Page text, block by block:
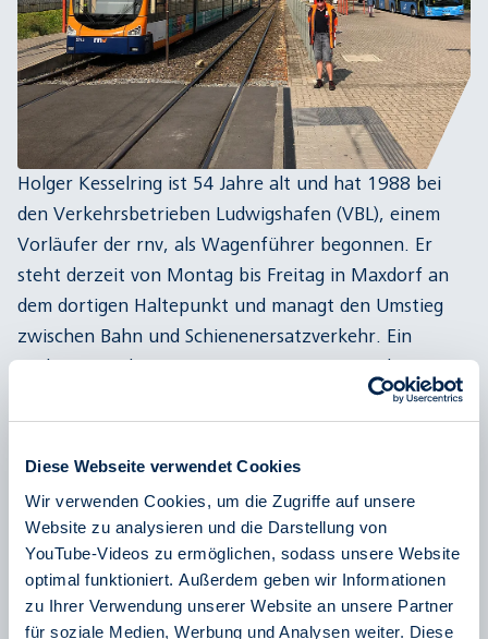
Diese Webseite verwendet Cookies
Wir verwenden Cookies, um die Zugriffe auf unsere
Website zu analysieren und die Darstellung von
YouTube-Videos zu ermöglichen, sodass unsere Website
optimal funktioniert. Außerdem geben wir Informationen
zu Ihrer Verwendung unserer Website an unsere Partner
für soziale Medien, Werbung und Analysen weiter. Diese
Holger Kesselring ist 54 Jahre alt und hat 1988 bei
den Verkehrsbetrieben Ludwigshafen (VBL), einem
Vorläufer der rnv, als Wagenführer begonnen. Er
steht derzeit von Montag bis Freitag in Maxdorf an
dem dortigen Haltepunkt und managt den Umstieg
zwischen Bahn und Schienenersatzverkehr. Ein
wichtiger und gern angenommener Service der rnv,
den Holger gerne macht. „Immer ein Lächeln auf den
Lippen, auch wenn es mal schwerfällt", sagt Holger
und meint damit, das ist seine Devise. Dass er in
Maxdorf den Fahrgästen Hilfestellung geben kann, ist
für ihn ein Glücksgriff. „Ich kenne hier viele
persönlich, manche bringen sogar Präsente oder
kommen einfach nur für einen kleinen Plausch
vorbei", sagt Holger sichtlich erheitert und zeigt eine